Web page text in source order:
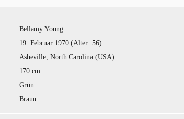
Bellamy Young
19. Februar 1970 (Alter: 56)
Asheville, North Carolina (USA)
170 cm
Grün
Braun